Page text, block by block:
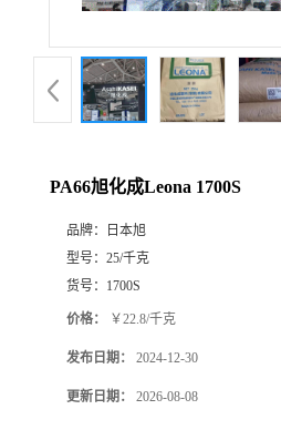
PA66旭化成Leona 1700S
品牌：
日本旭
型号： 25/千克
货号： 1700S
价格： ￥22.8/千克
发布日期： 2024-12-30
更新日期： 2026-08-08